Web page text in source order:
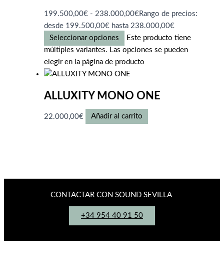
199.500,00€ - 238.000,00€Rango de precios:
desde 199.500,00€ hasta 238.000,00€
Seleccionar opciones
Este producto tiene
múltiples variantes. Las opciones se pueden
elegir en la página de producto
ALLUXITY MONO ONE
22.000,00€ Añadir al carrito
CONTACTAR CON SOUND SEVILLA
+34 954 40 91 50